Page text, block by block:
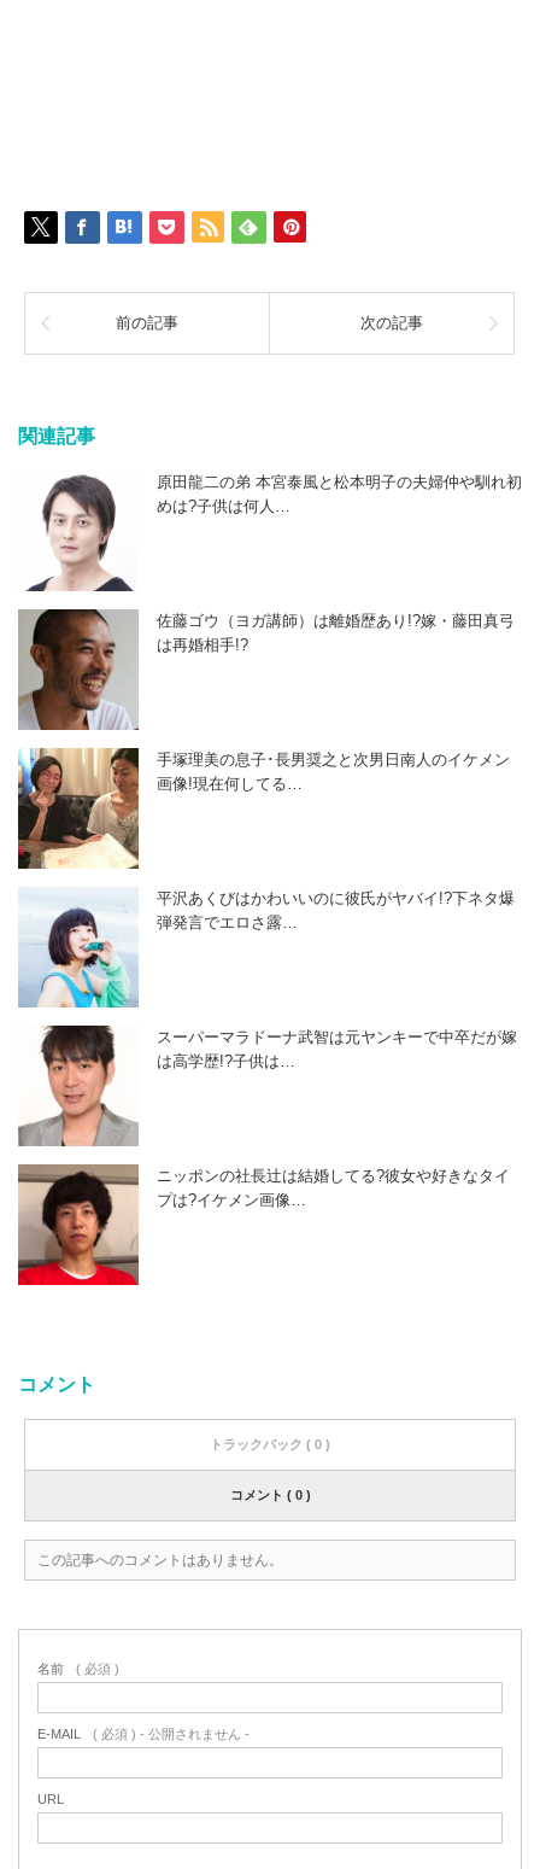
前の記事 次の記事
関連記事
原田龍二の弟 本宮泰風と松本明子の夫婦仲や馴れ初
めは?子供は何人…
佐藤ゴウ（ヨガ講師）は離婚歴あり!?嫁・藤田真弓
は再婚相手!?
手塚理美の息子･長男奨之と次男日南人のイケメン
画像!現在何してる…
平沢あくびはかわいいのに彼氏がヤバイ!?下ネタ爆
弾発言でエロさ露…
スーパーマラドーナ武智は元ヤンキーで中卒だが嫁
は高学歴!?子供は…
ニッポンの社長辻は結婚してる?彼女や好きなタイ
プは?イケメン画像…
コメント
トラックバック ( 0 )
コメント ( 0 )
この記事へのコメントはありません。
名前 ( 必須 )
E-MAIL ( 必須 ) - 公開されません -
URL